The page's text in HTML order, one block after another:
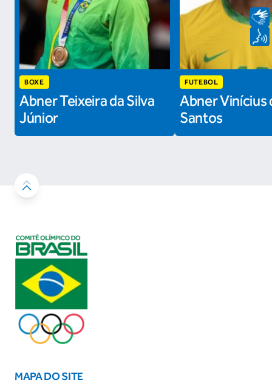
BOXE
Abner Teixeira da Silva
Júnior
FUTEBOL
Abner Vinícius
Santos
MAPA DO SITE